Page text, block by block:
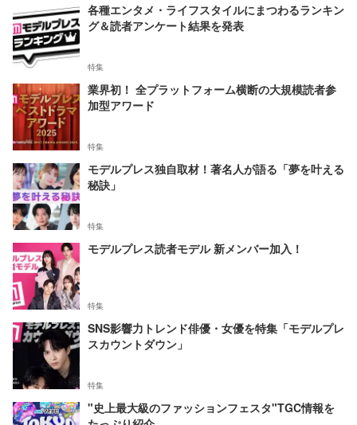
各種エンタメ・ライフスタイルにまつわるランキン
グ＆読者アンケート結果を発表
特集
業界初！ 全プラットフォーム横断の大規模読者参
加型アワード
特集
モデルプレス独自取材！著名人が語る「夢を叶える
秘訣」
特集
モデルプレス読者モデル 新メンバー加入！
特集
SNS影響力トレンド俳優・女優を特集「モデルプレ
スカウントダウン」
特集
"史上最大級のファッションフェスタ"TGC情報を